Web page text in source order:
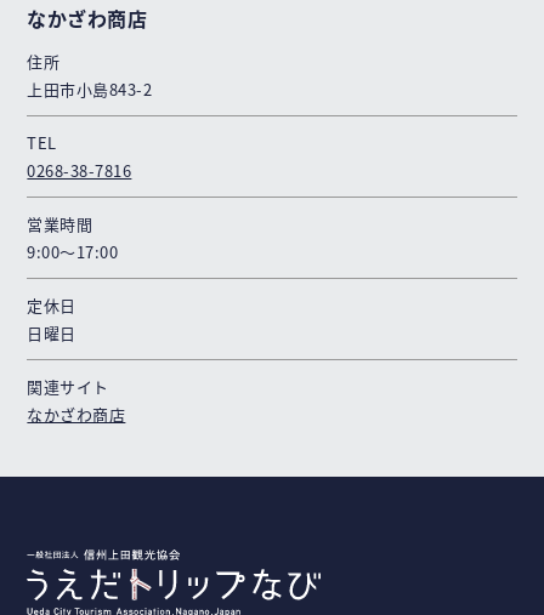
なかざわ商店
住所
上田市小島843-2
TEL
0268-38-7816
営業時間
9:00～17:00
定休日
日曜日
関連サイト
なかざわ商店